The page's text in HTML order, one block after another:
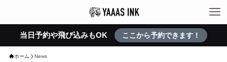
当日予約や飛び込みもOK ここから予約できます！
ホーム News